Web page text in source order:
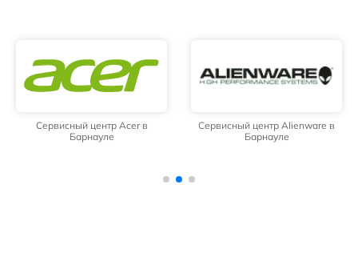
Сервисный центр Acer в
Барнауле
Сервисный центр Alienware в
Барнауле